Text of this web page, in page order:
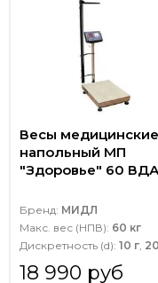
Весы медицинские
напольный МП
"Здоровье" 60
Бренд: МИДЛ
Макс. вес (НПВ): 60 кг
Дискретность (d): 10 г,
18 990 руб